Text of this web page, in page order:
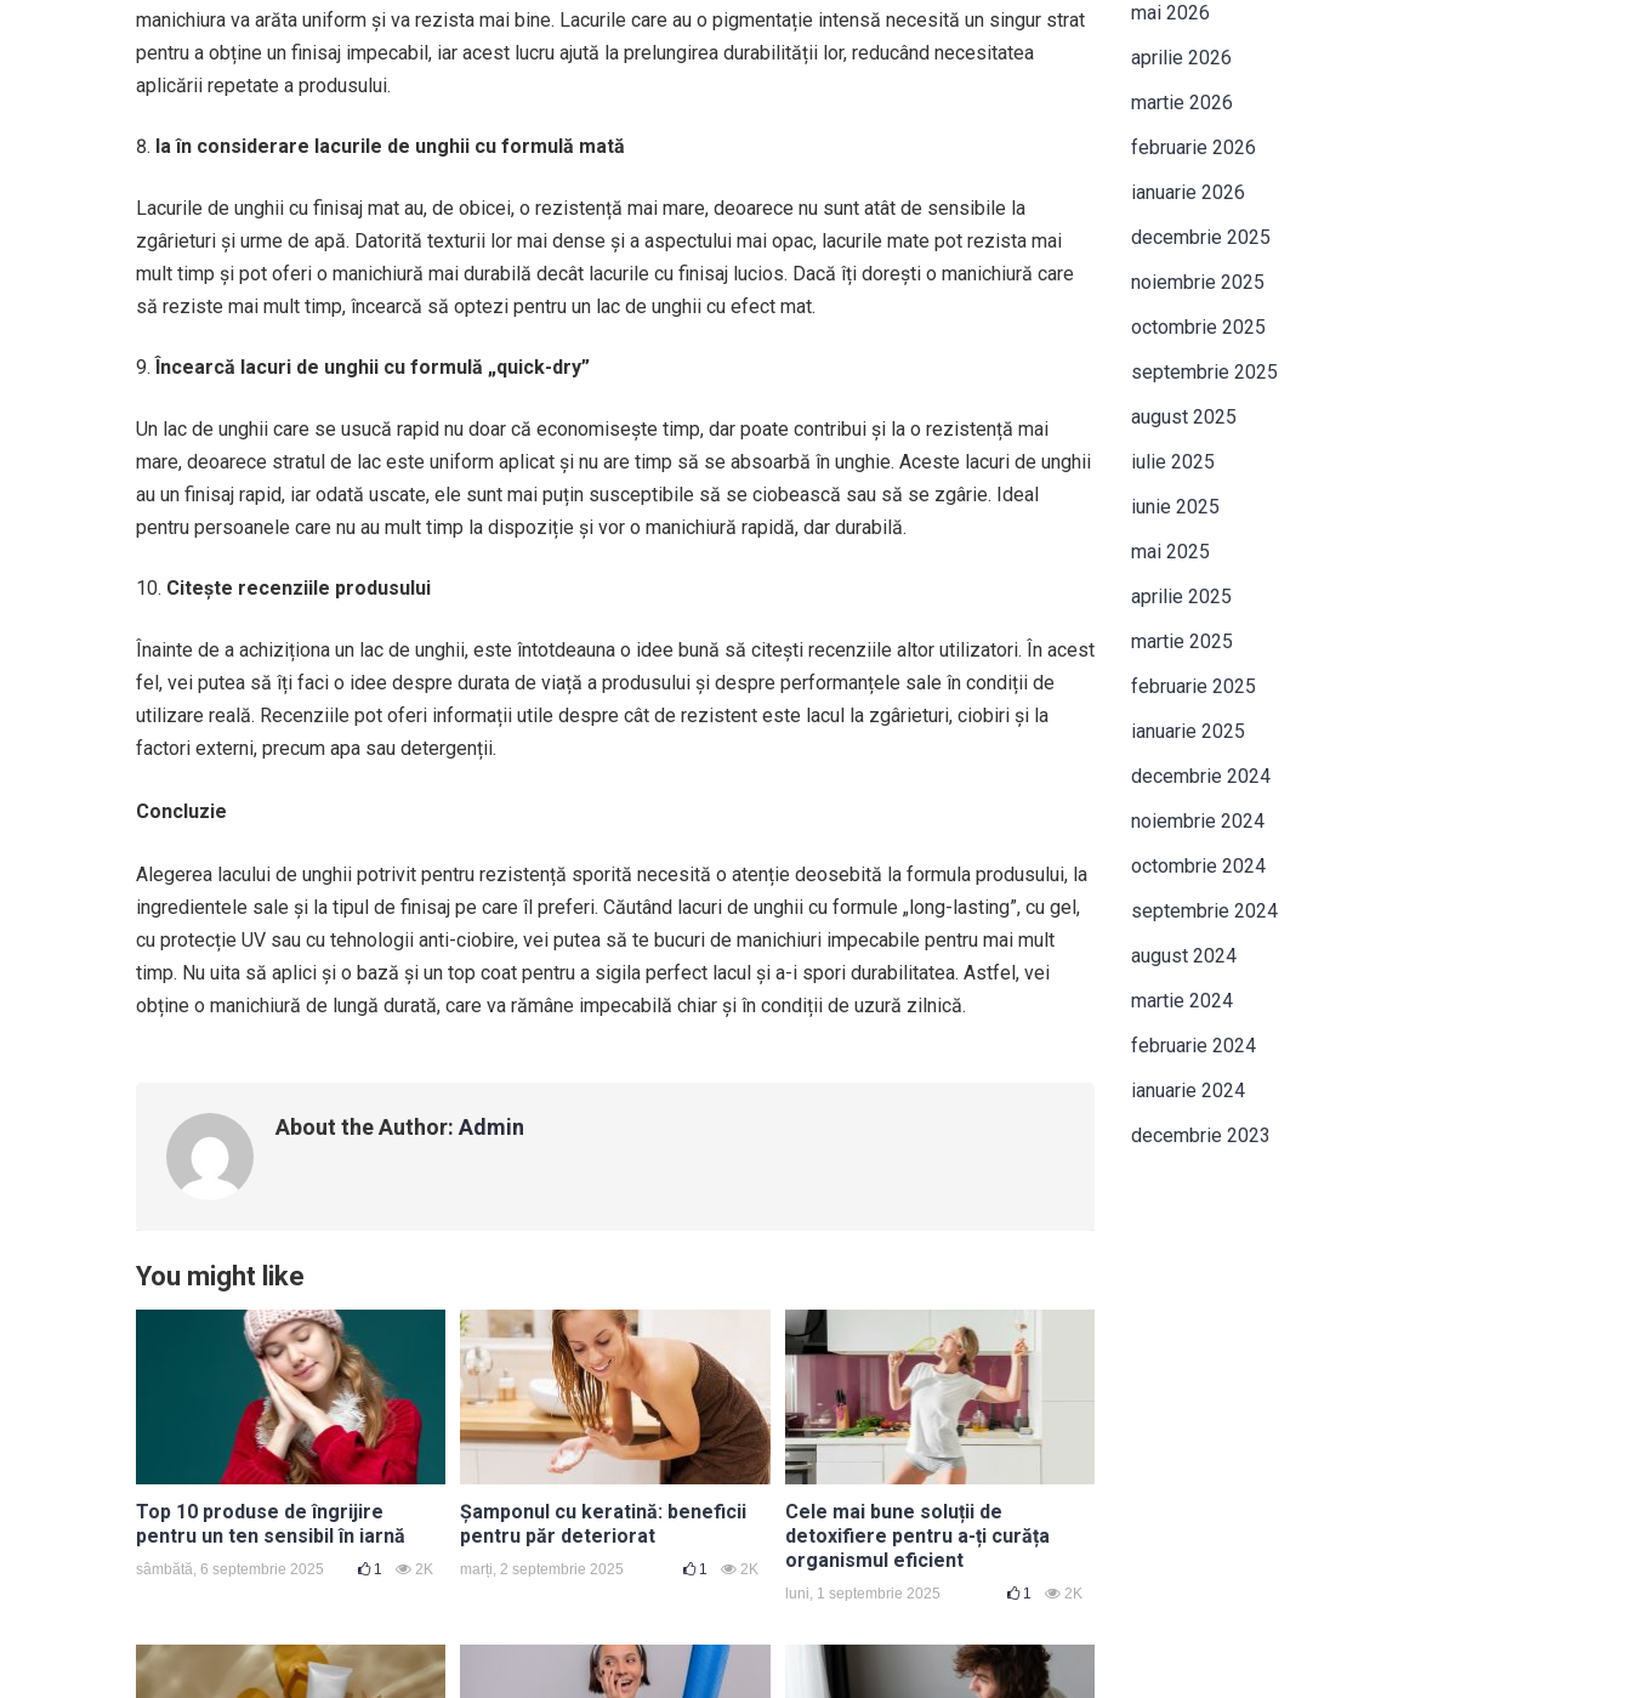
manichiura va arăta uniform și va rezista mai bine. Lacurile care au o pigmentație intensă necesită un singur strat
pentru a obține un finisaj impecabil, iar acest lucru ajută la prelungirea durabilității lor, reducând necesitatea
aplicării repetate a produsului.
Ia în considerare lacurile de unghii cu formulă mată
Lacurile de unghii cu finisaj mat au, de obicei, o rezistență mai mare, deoarece nu sunt atât de sensibile la
zgârieturi și urme de apă. Datorită texturii lor mai dense și a aspectului mai opac, lacurile mate pot rezista mai
mult timp și pot oferi o manichiură mai durabilă decât lacurile cu finisaj lucios. Dacă îți dorești o manichiură care
să reziste mai mult timp, încearcă să optezi pentru un lac de unghii cu efect mat.
Încearcă lacuri de unghii cu formulă „quick-dry”
Un lac de unghii care se usucă rapid nu doar că economisește timp, dar poate contribui și la o rezistență mai
mare, deoarece stratul de lac este uniform aplicat și nu are timp să se absoarbă în unghie. Aceste lacuri de unghii
au un finisaj rapid, iar odată uscate, ele sunt mai puțin susceptibile să se ciobească sau să se zgârie. Ideal
pentru persoanele care nu au mult timp la dispoziție și vor o manichiură rapidă, dar durabilă.
Citește recenziile produsului
Înainte de a achiziționa un lac de unghii, este întotdeauna o idee bună să citești recenziile altor utilizatori. În acest
fel, vei putea să îți faci o idee despre durata de viață a produsului și despre performanțele sale în condiții de
utilizare reală. Recenziile pot oferi informații utile despre cât de rezistent este lacul la zgârieturi, ciobiri și la
factori externi, precum apa sau detergenții.
Concluzie
Alegerea lacului de unghii potrivit pentru rezistență sporită necesită o atenție deosebită la formula produsului, la
ingredientele sale și la tipul de finisaj pe care îl preferi. Căutând lacuri de unghii cu formule „long-lasting”, cu gel,
cu protecție UV sau cu tehnologii anti-ciobire, vei putea să te bucuri de manichiuri impecabile pentru mai mult
timp. Nu uita să aplici și o bază și un top coat pentru a sigila perfect lacul și a-i spori durabilitatea. Astfel, vei
obține o manichiură de lungă durată, care va rămâne impecabilă chiar și în condiții de uzură zilnică.
About the Author: Admin
You might like
Top 10 produse de îngrijire
pentru un ten sensibil în iarnă
sâmbătă, 6 septembrie 2025 1 2K
Șamponul cu keratină: beneficii
pentru păr deteriorat
marți, 2 septembrie 2025 1 2K
Cele mai bune soluții de
detoxifiere pentru a-ți curăța
organismul eficient
luni, 1 septembrie 2025 1 2K
mai 2026
aprilie 2026
martie 2026
februarie 2026
ianuarie 2026
decembrie 2025
noiembrie 2025
octombrie 2025
septembrie 2025
august 2025
iulie 2025
iunie 2025
mai 2025
aprilie 2025
martie 2025
februarie 2025
ianuarie 2025
decembrie 2024
noiembrie 2024
octombrie 2024
septembrie 2024
august 2024
martie 2024
februarie 2024
ianuarie 2024
decembrie 2023